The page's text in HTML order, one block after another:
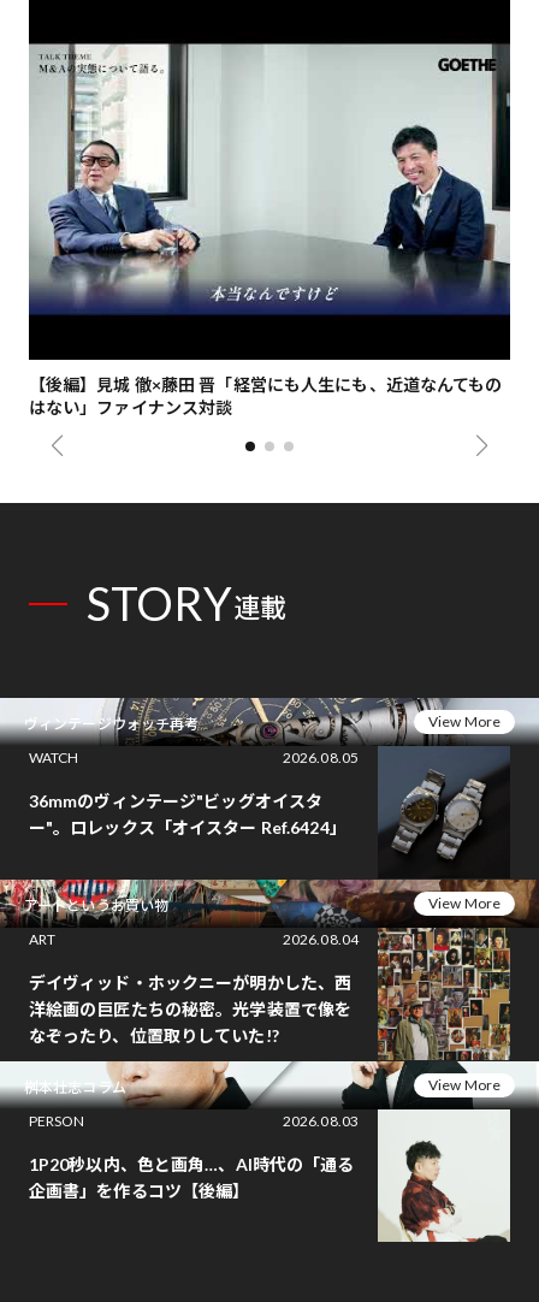
【後編】見城 徹×藤田 晋「経営にも人生にも、近道なんてもの
はない」ファイナンス対談
STORY連載
ヴィンテージウォッチ再考
View More
WATCH
2026.08.05
36mmのヴィンテージ"ビッグオイスタ
ー"。ロレックス「オイスター Ref.6424」
アートというお買い物
View More
ART
2026.08.04
デイヴィッド・ホックニーが明かした、西
洋絵画の巨匠たちの秘密。光学装置で像を
なぞったり、位置取りしていた!?
桝本壮志コラム
View More
PERSON
2026.08.03
1P20秒以内、色と画角…、AI時代の「通る
企画書」を作るコツ【後編】